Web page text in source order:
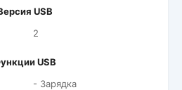
USB
2
USB
- Зарядка